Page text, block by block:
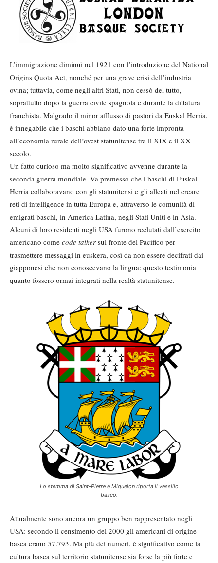
L’immigrazione diminuì nel 1921 con l’introduzione del National
Origins Quota Act, nonché per una grave crisi dell’industria
ovina; tuttavia, come negli altri Stati, non cessò del tutto,
soprattutto dopo la guerra civile spagnola e durante la dittatura
franchista. Malgrado il minor afflusso di pastori da Euskal Herria,
è innegabile che i baschi abbiano dato una forte impronta
all’economia rurale dell’ovest statunitense tra il XIX e il XX
secolo.
Un fatto curioso ma molto significativo avvenne durante la
seconda guerra mondiale. Va premesso che i baschi di Euskal
Herria collaboravano con gli statunitensi e gli alleati nel creare
reti di intelligence in tutta Europa e, attraverso le comunità di
emigrati baschi, in America Latina, negli Stati Uniti e in Asia.
Alcuni di loro residenti negli USA furono reclutati dall’esercito
americano come code talker sul fronte del Pacifico per
trasmettere messaggi in euskera, così da non essere decifrati dai
giapponesi che non conoscevano la lingua: questo testimonia
quanto fossero ormai integrati nella realtà statunitense.
Lo stemma di Saint-Pierre e Miquelon riporta il vessillo
basco.
Attualmente sono ancora un gruppo ben rappresentato negli
USA: secondo il censimento del 2000 gli americani di origine
basca erano 57.793. Ma più dei numeri, è significativo come la
cultura basca sul territorio statunitense sia forse la più forte e